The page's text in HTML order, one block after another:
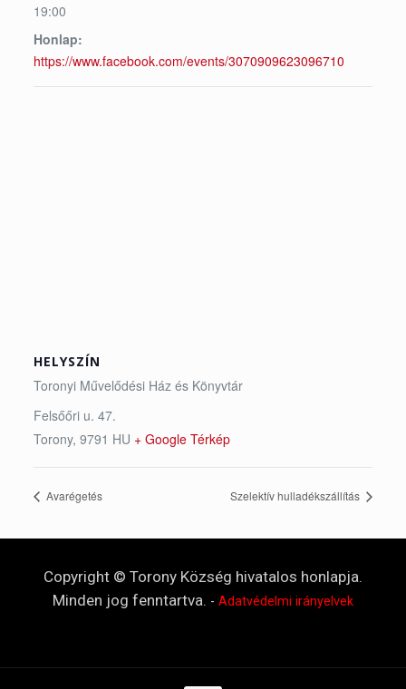
19:00
Honlap:
https://www.facebook.com/events/3070909623096710
HELYSZÍN
Toronyi Művelődési Ház és Könyvtár
Felsőőri u. 47.
Torony, 9791 HU + Google Térkép
Avarégetés Szelektív hulladékszállítás
Copyright © Torony Község hivatalos honlapja.
Minden jog fenntartva. - Adatvédelmi irányelvek